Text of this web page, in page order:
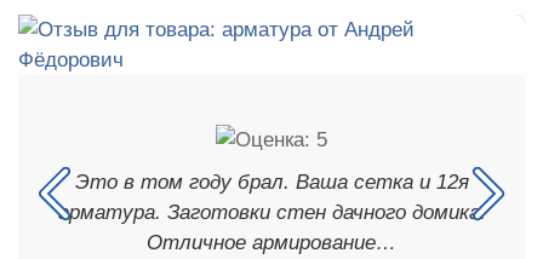
Это в том году брал. Ваша сетка и 12я
арматура. Заготовки стен дачного домика.
Отличное армирование…